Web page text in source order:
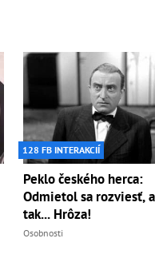
128 FB INTERAKCIÍ
Peklo českého herca:
Odmietol sa rozviesť, a
tak... Hrôza!
Osobnosti